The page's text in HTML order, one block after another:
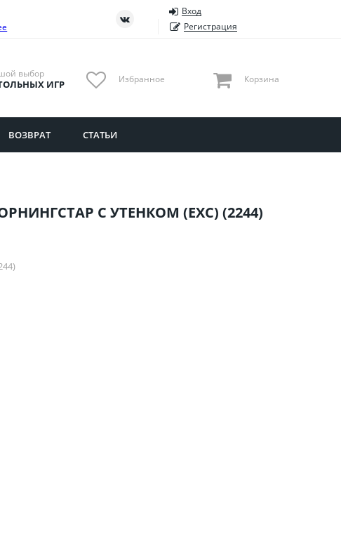
Тюменская область
Ульяновская область
Вход
Регистрация
выбор
ИГР Избранное Корзина
ВОЗВРАТ СТАТЬИ
С УТЕНКОМ (EXC) (2244)